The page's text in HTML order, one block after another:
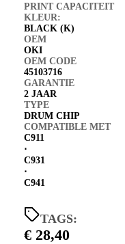
PRINT CAPACITEIT
KLEUR:
BLACK (K)
OEM
OKI
OEM CODE
45103716
GARANTIE
2 JAAR
TYPE
DRUM CHIP
COMPATIBLE MET
C911
⋅
C931
⋅
C941
TAGS:
€ 28,40